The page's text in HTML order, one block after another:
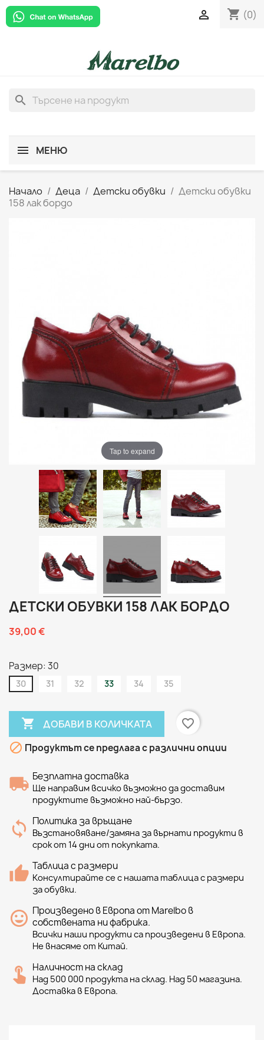
shopping_cart (0)

search
МЕНЮ
Начало Деца Детски обувки
Детски обувки
158 лак бордо
Tap to expand
ДЕТСКИ ОБУВКИ 158 ЛАК БОРДО
39,00 €
Размер: 30
30 31 32 33 34 35
 ДОБАВИ В КОЛИЧКАТА
favorite_border
 Продуктът се предлага с различни опции
Безплатна доставка
Ще направим всичко възможно да доставим
продуктите възможно най-бързо.
Политика за връщане
Възстановяване/замяна за върнати продукти в
срок от 14 дни от покупката.
Таблица с размери
Консултирайте се с нашата таблица с размери
за обувки.
Произведено в Европа от Marelbo в
собствената ни фабрика.
Всички наши продукти са произведени в Европа.
Не внасяме от Китай.
Наличност на склад
Над 500 000 продукта на склад. Над 50 магазина.
Доставка в Европа.